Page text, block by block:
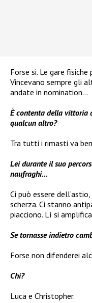
Forse si. Le gare
Vincevano sempre gli
andate in nomination…
È contenta della vittoria
qualcun altro?
Tra tutti i rimasti va
Lei durante il suo
naufraghi…
Ci può essere
scherza. Ci stanno
piacciono. Lì si
Se tornasse indietro
Forse non difenderei
Chi?
Luca e Christopher.